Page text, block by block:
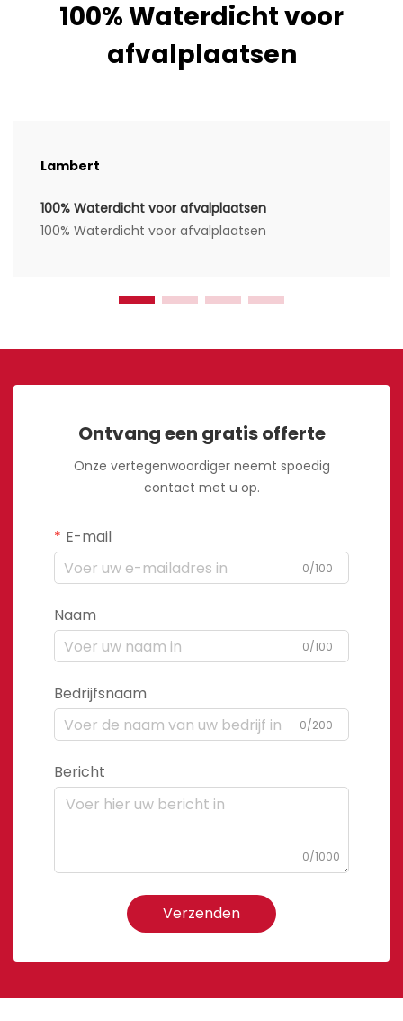
100% Waterdicht voor
afvalplaatsen
Lambert
100% Waterdicht voor afvalplaatsen
100% Waterdicht voor afvalplaatsen
Ontvang een gratis offerte
Onze vertegenwoordiger neemt spoedig
contact met u op.
E-mail
0/100
Naam
0/100
Bedrijfsnaam
0/200
Bericht
0/1000
Verzenden